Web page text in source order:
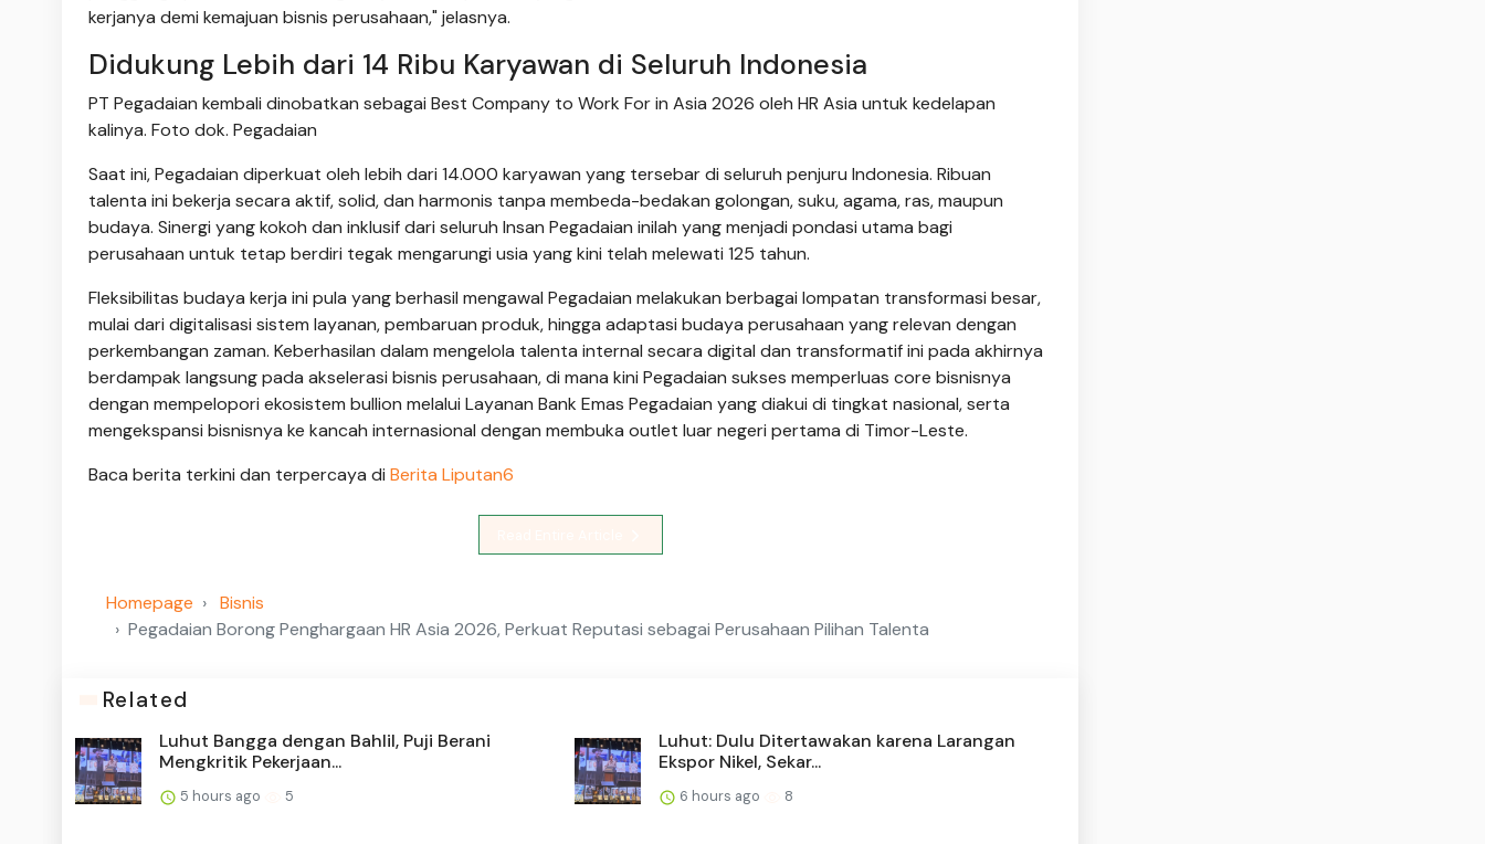
kerjanya demi kemajuan bisnis perusahaan," jelasnya.
Didukung Lebih dari 14 Ribu Karyawan di Seluruh Indonesia
PT Pegadaian kembali dinobatkan sebagai Best Company to Work For in Asia 2026 oleh HR Asia untuk kedelapan
kalinya. Foto dok. Pegadaian
Saat ini, Pegadaian diperkuat oleh lebih dari 14.000 karyawan yang tersebar di seluruh penjuru Indonesia. Ribuan
talenta ini bekerja secara aktif, solid, dan harmonis tanpa membeda-bedakan golongan, suku, agama, ras, maupun
budaya. Sinergi yang kokoh dan inklusif dari seluruh Insan Pegadaian inilah yang menjadi pondasi utama bagi
perusahaan untuk tetap berdiri tegak mengarungi usia yang kini telah melewati 125 tahun.
Fleksibilitas budaya kerja ini pula yang berhasil mengawal Pegadaian melakukan berbagai lompatan transformasi besar,
mulai dari digitalisasi sistem layanan, pembaruan produk, hingga adaptasi budaya perusahaan yang relevan dengan
perkembangan zaman. Keberhasilan dalam mengelola talenta internal secara digital dan transformatif ini pada akhirnya
berdampak langsung pada akselerasi bisnis perusahaan, di mana kini Pegadaian sukses memperluas core bisnisnya
dengan mempelopori ekosistem bullion melalui Layanan Bank Emas Pegadaian yang diakui di tingkat nasional, serta
mengekspansi bisnisnya ke kancah internasional dengan membuka outlet luar negeri pertama di Timor-Leste.
Baca berita terkini dan terpercaya di Berita Liputan6
Homepage
Bisnis
Pegadaian Borong Penghargaan HR Asia 2026, Perkuat Reputasi sebagai Perusahaan Pilihan Talenta
Related
Luhut Bangga dengan Bahlil, Puji Berani
Mengkritik Pekerjaan...
5 hours ago 5
Luhut: Dulu Ditertawakan karena Larangan
Ekspor Nikel, Sekar...
6 hours ago 8